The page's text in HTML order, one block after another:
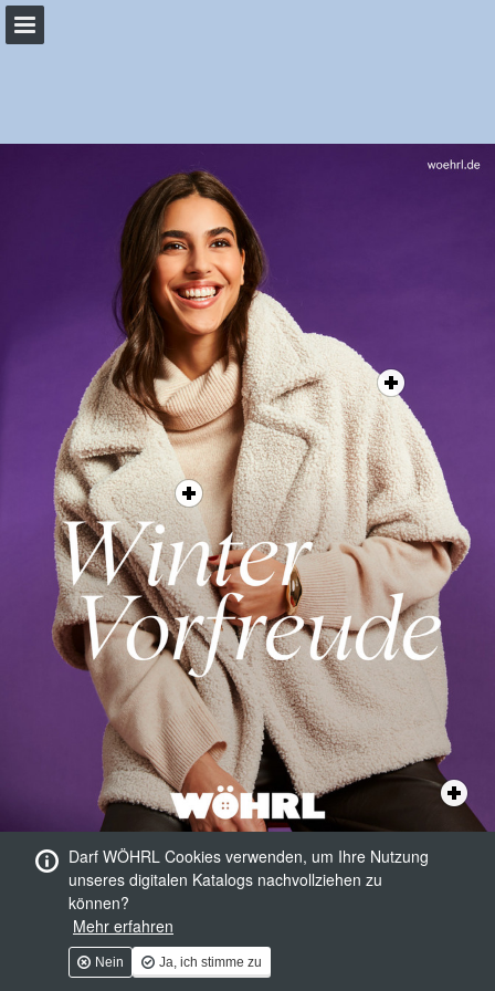
Darf WÖHRL Cookies verwenden, um Ihre Nutzung
unseres digitalen Katalogs nachvollziehen zu
können?
Mehr erfahren
Nein Ja, ich stimme zu
PDF herunterladen
Datenschutzerklärung anzeigen
Publikation melden
Bereitgestellt von Publitas